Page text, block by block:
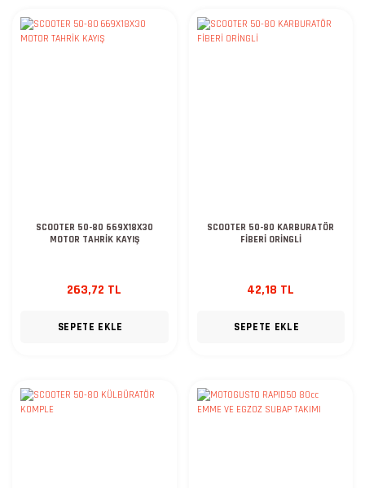
SCOOTER 50-80 669X18X30
MOTOR TAHRİK KAYIŞ
263,72 TL
SEPETE EKLE
SCOOTER 50-80 KARBURATÖR
FİBERİ ORİNGLİ
42,18 TL
SEPETE EKLE